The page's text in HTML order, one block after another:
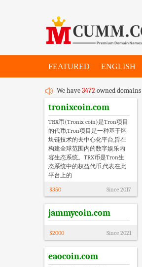
FEATURED ENGLISH
We have3472owned
tronixcoin.com
TRX币(Tronix coin)是Tron项目
的代币,Tron项目是一种基于区
块链技术的去中心化平台,旨在
构建全球范围内的数字娱乐内
容生态系统。TRX币是Tron生
态系统中的权益代币,代表在此
平台上的
$350 Since 2017
jammycoin.com
$2000 Since 2021
eaocoin.com